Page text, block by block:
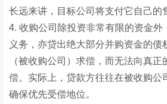
长远来讲，目标公司将支付它自己的
4. 收购公司除投资非常有限的资金外
义务，亦贷出绝大部分并购资金的债
（被收购公司）求偿，而无法向真
偿。实际上，贷款方往往在被收购公
确保优先受偿地位。